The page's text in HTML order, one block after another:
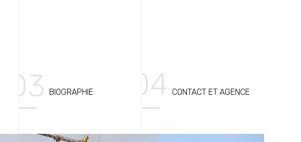
BIOGRAPHIE CONTACT ET AGENCE